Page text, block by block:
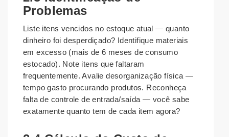
Problemas
Liste itens vencidos no estoque atual — quanto
dinheiro foi desperdiçado? Identifique materiais
em excesso (mais de 6 meses de consumo
estocado). Note itens que faltaram
frequentemente. Avalie desorganização física —
tempo gasto procurando produtos. Reconheça
falta de controle de entrada/saída — você sabe
exatamente quanto tem de cada item agora?